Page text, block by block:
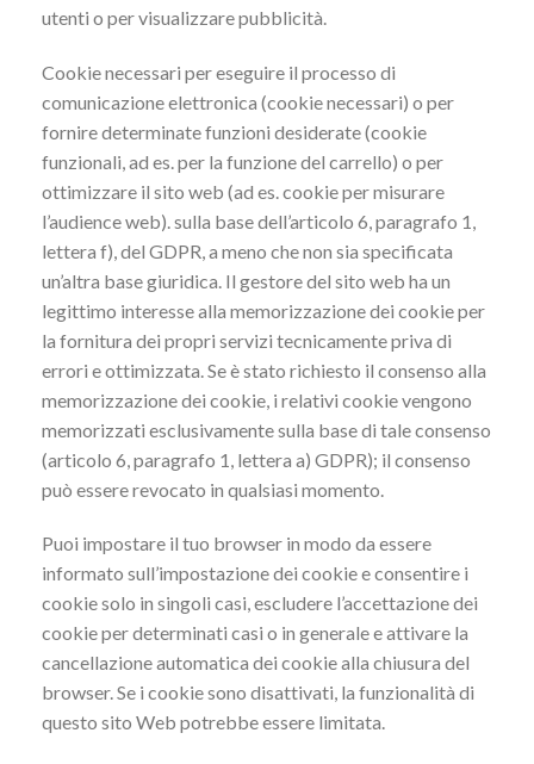
utenti o per visualizzare pubblicità.
Cookie necessari per eseguire il processo di
comunicazione elettronica (cookie necessari) o per
fornire determinate funzioni desiderate (cookie
funzionali, ad es. per la funzione del carrello) o per
ottimizzare il sito web (ad es. cookie per misurare
l’audience web). sulla base dell’articolo 6, paragrafo 1,
lettera f), del GDPR, a meno che non sia specificata
un’altra base giuridica. Il gestore del sito web ha un
legittimo interesse alla memorizzazione dei cookie per
la fornitura dei propri servizi tecnicamente priva di
errori e ottimizzata. Se è stato richiesto il consenso alla
memorizzazione dei cookie, i relativi cookie vengono
memorizzati esclusivamente sulla base di tale consenso
(articolo 6, paragrafo 1, lettera a) GDPR); il consenso
può essere revocato in qualsiasi momento.
Puoi impostare il tuo browser in modo da essere
informato sull’impostazione dei cookie e consentire i
cookie solo in singoli casi, escludere l’accettazione dei
cookie per determinati casi o in generale e attivare la
cancellazione automatica dei cookie alla chiusura del
browser. Se i cookie sono disattivati, la funzionalità di
questo sito Web potrebbe essere limitata.